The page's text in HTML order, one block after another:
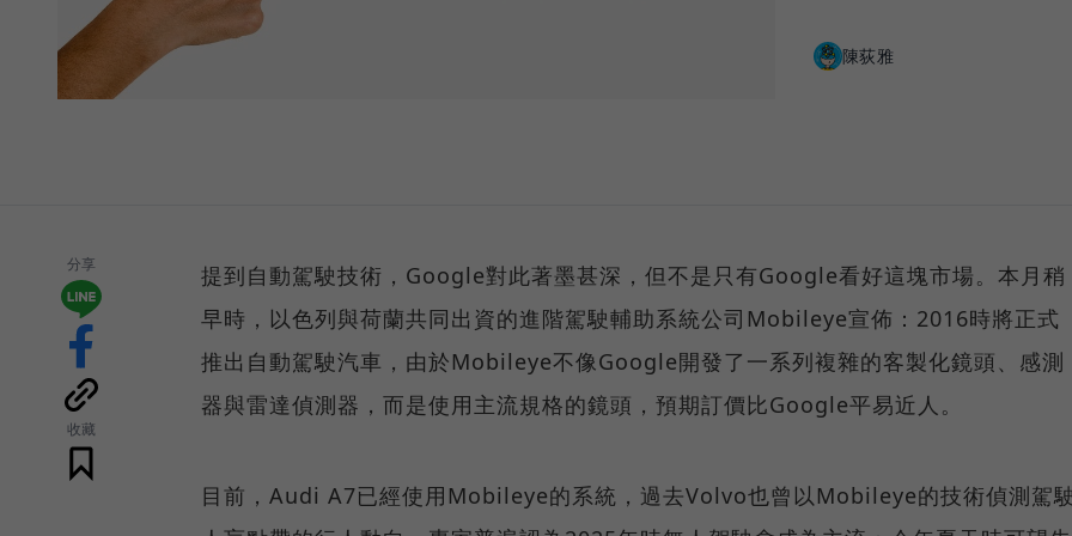
陳荻雅
分享
收藏
提到自動駕駛技術，Google對此著墨甚深，但不是只有Google看好這塊市場。本月稍
早時，以色列與荷蘭共同出資的進階駕駛輔助系統公司Mobileye宣佈：2016時將正式
推出自動駕駛汽車，由於Mobileye不像Google開發了一系列複雜的客製化鏡頭、感測
器與雷達偵測器，而是使用主流規格的鏡頭，預期訂價比Google平易近人。
目前，Audi A7已經使用Mobileye的系統，過去Volvo也曾以Mobileye的技術偵測駕